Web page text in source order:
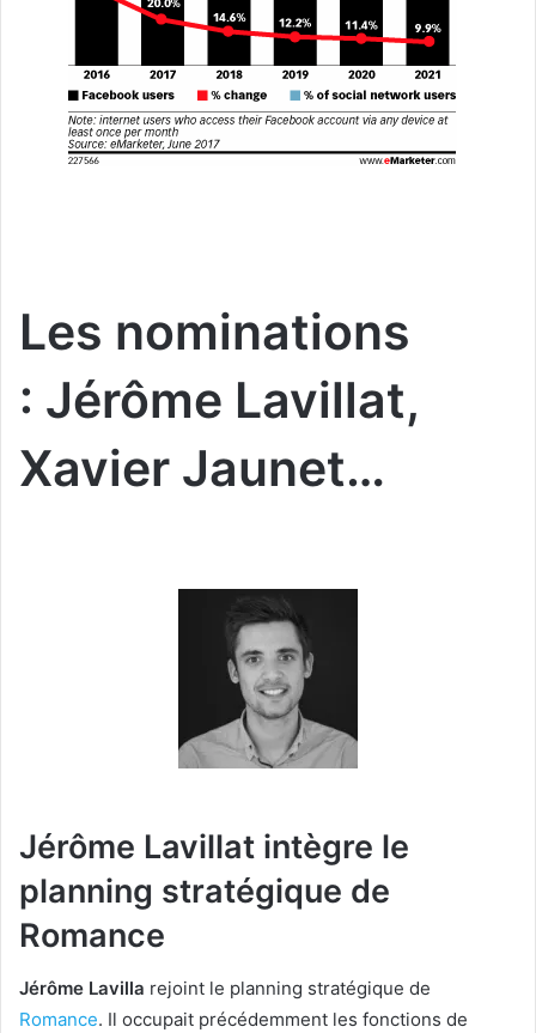
Les nominations
: Jérôme Lavillat,
Xavier Jaunet…
Jérôme Lavillat intègre le
planning stratégique de
Romance
Jérôme Lavilla rejoint le planning stratégique de
Romance. Il occupait précédemment les fonctions de